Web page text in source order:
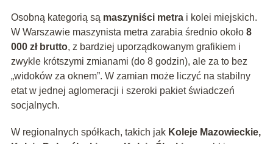
Osobną kategorią są maszyniści metrai kolei miejskich.
W Warszawie maszynista metra zarabia średnio około 8
000 zł brutto, z bardziej uporządkowanym grafikiem i
zwykle krótszymi zmianami (do 8 godzin), ale za to bez
„widoków za oknem”. W zamian może liczyć na stabilny
etat w jednej aglomeracji i szeroki pakiet świadczeń
socjalnych.
W regionalnych spółkach, takich jak Koleje Mazowieckie,